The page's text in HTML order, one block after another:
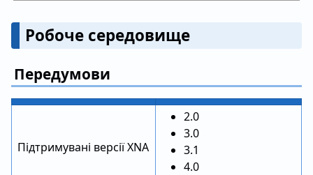
Робоче середовище
Передумови
Підтримувані версії XNA
2.0
3.0
3.1
4.0